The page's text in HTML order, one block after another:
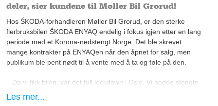
deler, sier kundene til Møller Bil Grorud!
Hos ŠKODA-forhandleren Møller Bil Grorud, er den sterke
flerbruksbilen ŠKODA ENYAQ endelig i fokus igjen etter en lang
periode med et Korona-nedstengt Norge. Det ble skrevet
mange kontrakter på ENYAQen når den åpnet for salg, men
publikum ble pent nødt til å vente med å ta og føle på den.
– Da vi fikk bilen, var det full lockdown i Oslo. Vi hadde stengte
bilen. Vi fikk en forsmak på den ved at vi fikk låne noen biler fra
Les mer...